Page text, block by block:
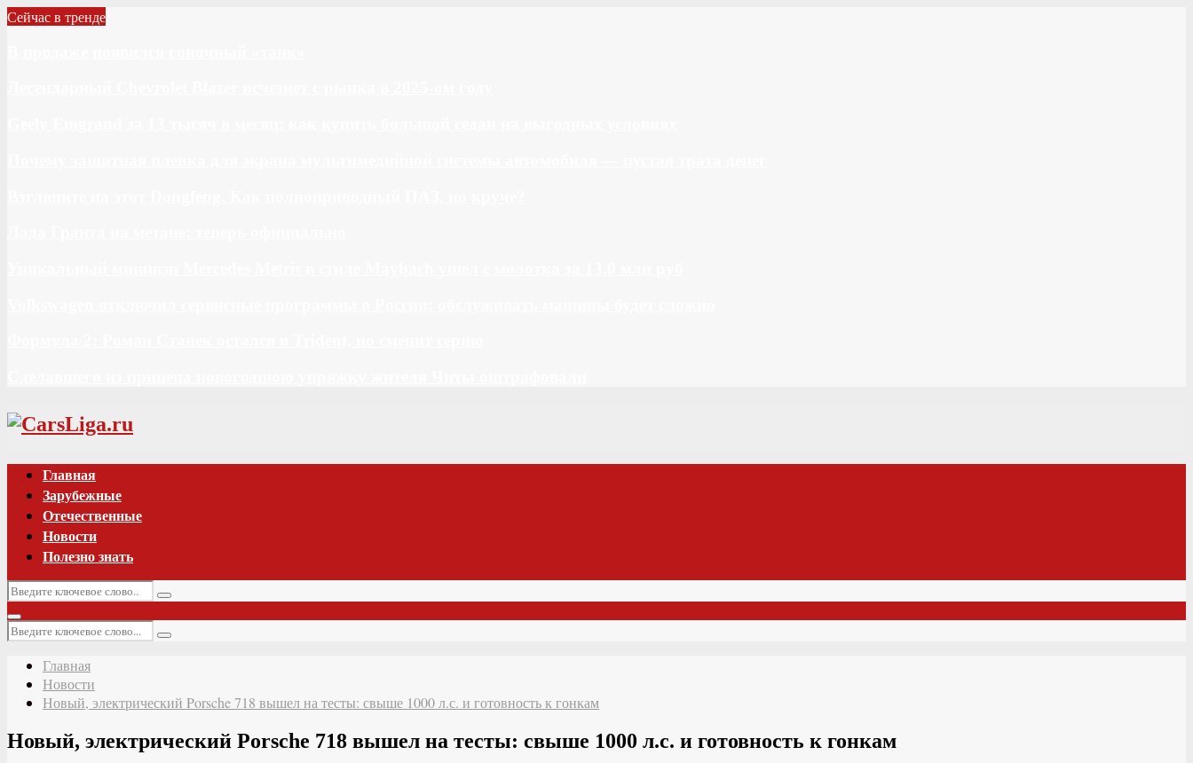
Сейчас в тренде
Vk
Главная
Зарубежные
Отечественные
Новости
Полезно знать
Искать:
Поиск
Основное
меню
Искать:
Поиск
Главная
Новости
Новый, электрический Porsche 718 вышел на тесты: свыше 1000 л.с. и готовность к гонкам
Новый, электрический Porsche 718 вышел на тесты: свыше 1000 л.с. и готовность к гонкам